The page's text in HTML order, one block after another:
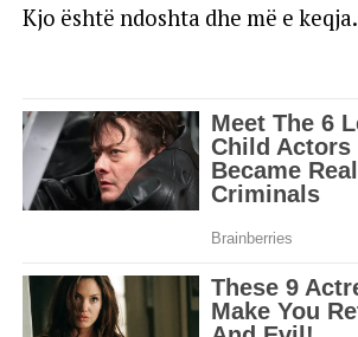
Kjo është ndoshta dhe më e keqja.